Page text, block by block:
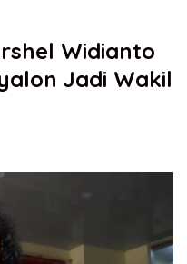
Widianto
Jadi Wakil